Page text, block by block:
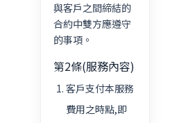
與客戶之間締結的
合約中雙方應遵守
的事項。
第2條(服務內容)
客戶支付本服務
費用之時點,即